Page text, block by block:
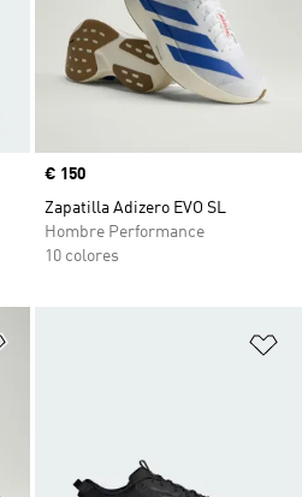
Precio
€ 150
Zapatilla Adizero EVO SL
Hombre Performance
10 colores